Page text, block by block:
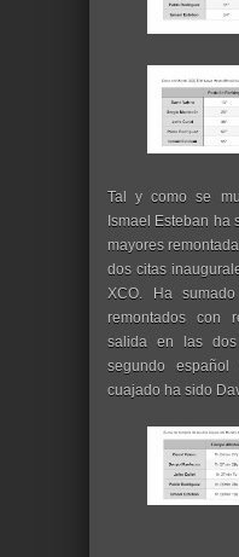
Tal y como se
Ismael Esteban ha
mayores
dos citas
XCO. Ha
remontados con
salida en las dos
segundo
cuajado ha sido